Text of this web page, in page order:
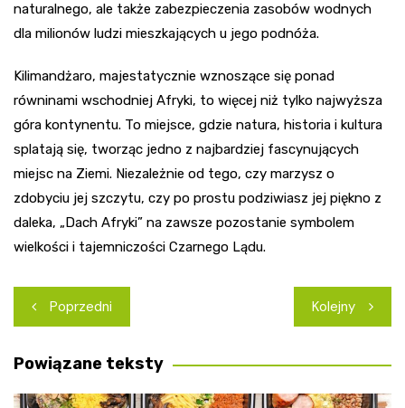
naturalnego, ale także zabezpieczenia zasobów wodnych
dla milionów ludzi mieszkających u jego podnóża.
Kilimandżaro, majestatycznie wznoszące się ponad
równinami wschodniej Afryki, to więcej niż tylko najwyższa
góra kontynentu. To miejsce, gdzie natura, historia i kultura
splatają się, tworząc jedno z najbardziej fascynujących
miejsc na Ziemi. Niezależnie od tego, czy marzysz o
zdobyciu jej szczytu, czy po prostu podziwiasz jej piękno z
daleka, „Dach Afryki” na zawsze pozostanie symbolem
wielkości i tajemniczości Czarnego Lądu.
Nawigacja
wpisu
Poprzedni Kolejny
Powiązane teksty